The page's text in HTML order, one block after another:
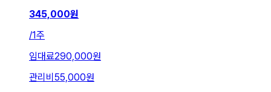
345,000원
/1주
임대료290,000원
관리비 55,000원